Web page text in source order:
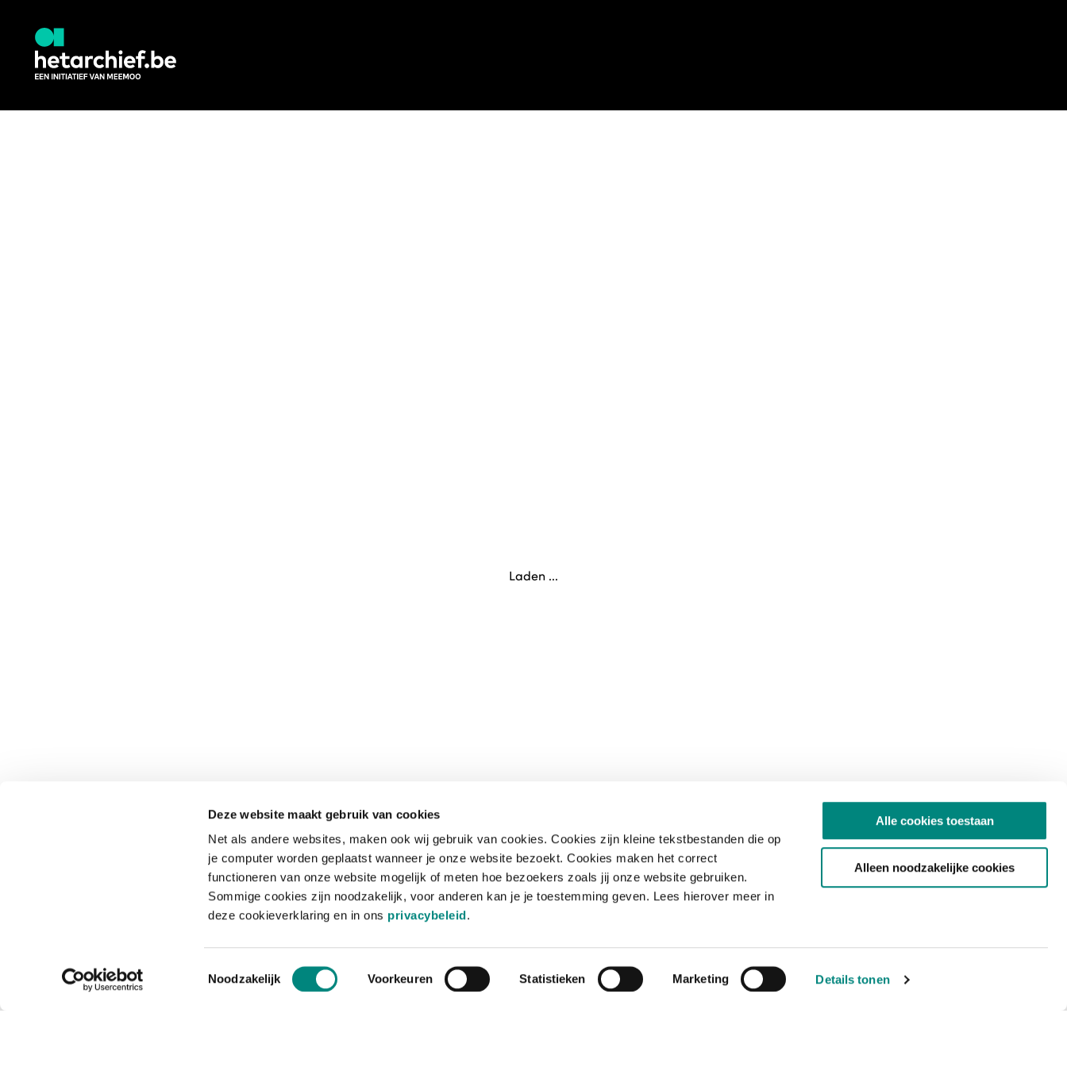
Deze website maakt gebruik van cookies
Net als andere websites, maken ook wij gebruik van cookies. Cookies zijn kleine tekstbestanden die op
je computer worden geplaatst wanneer je onze website bezoekt. Cookies maken het correct
functioneren van onze website mogelijk of meten hoe bezoekers zoals jij onze website gebruiken.
Sommige cookies zijn noodzakelijk, voor anderen kan je je toestemming geven. Lees hierover meer in
deze cookieverklaring en in ons privacybeleid.
Toestemmingsselectie
Noodzakelijk Voorkeuren Statistieken Marketing Details tonen
Alle cookies toestaan
Alleen noodzakelijke cookies
Laden ...